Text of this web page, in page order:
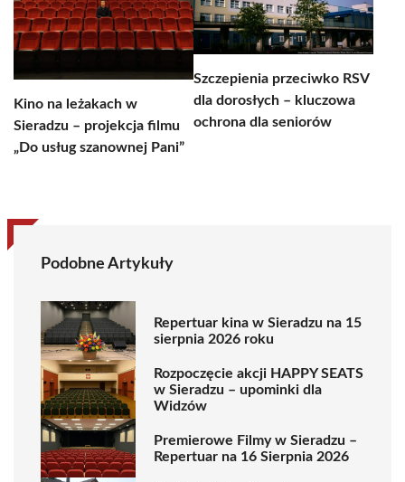
Kino na leżakach w
Sieradzu – projekcja filmu
„Do usług szanownej Pani”
Szczepienia przeciwko RSV
dla dorosłych – kluczowa
ochrona dla seniorów
Podobne Artykuły
Repertuar kina w Sieradzu na 15
sierpnia 2026 roku
Rozpoczęcie akcji HAPPY SEATS
w Sieradzu – upominki dla
Widzów
Premierowe Filmy w Sieradzu –
Repertuar na 16 Sierpnia 2026